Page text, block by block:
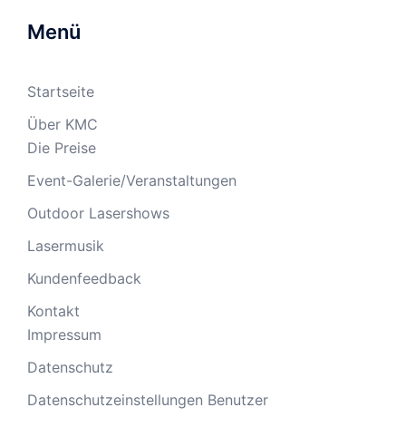
Menü
Startseite
Über KMC
Die Preise
Event-Galerie/Veranstaltungen
Outdoor Lasershows
Lasermusik
Kundenfeedback
Kontakt
Impressum
Datenschutz
Datenschutzeinstellungen Benutzer